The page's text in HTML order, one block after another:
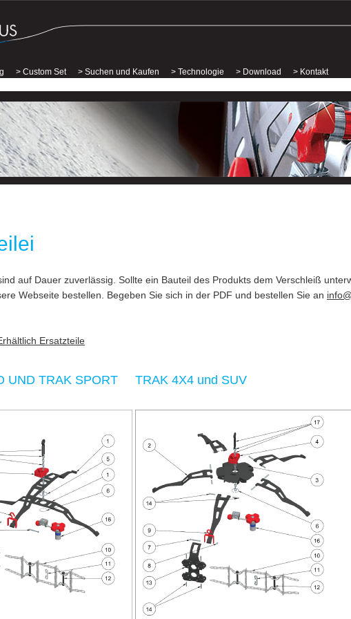
> Custom Set > Suchen und Kaufen > Technologie > Download > Kontakt
auf Dauer zuverlässig. Sollte ein Bauteil des Produkts dem Verschleiß
Webseite bestellen. Begeben Sie sich in der PDF und bestellen Sie an
Ersatzteile
UND TRAK SPORT TRAK 4X4 und SUV